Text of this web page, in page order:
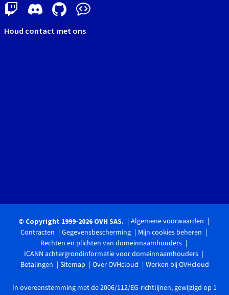
Houd contact met ons
© Copyright 1999-2026 OVH SAS.
Algemene voorwaarden
Contracten
Gegevensbescherming
Mijn cookies beheren
Rechten en plichten van domeinnaamhouders
ICANN achtergrondinformatie voor domeinnaamhouders
Betalingen
Sitemap Over OVHcloud Werken bij OVHcloud
In overeenstemming met de 2006/112/EG-richtlijnen, gewijzigd op 1